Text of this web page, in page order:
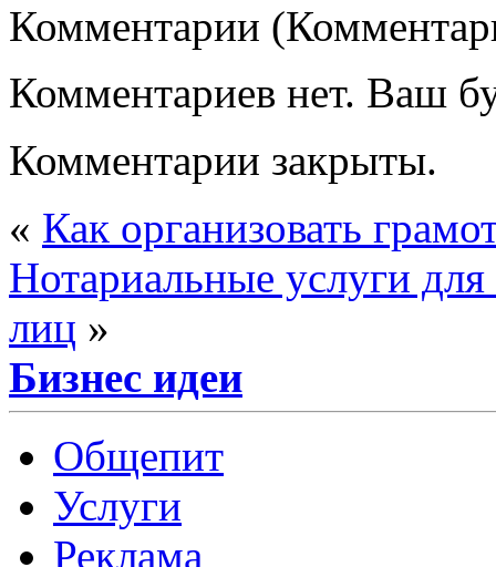
Комментарии
Комментариев нет. Ваш
Комментарии закрыты.
« Как организовать
Нотариальные услуги
лиц »
Бизнес идеи
Общепит
Услуги
Реклама